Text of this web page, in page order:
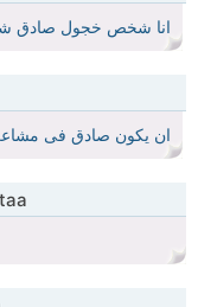
انا شخص خجول صادق
ان يكون صادق فى